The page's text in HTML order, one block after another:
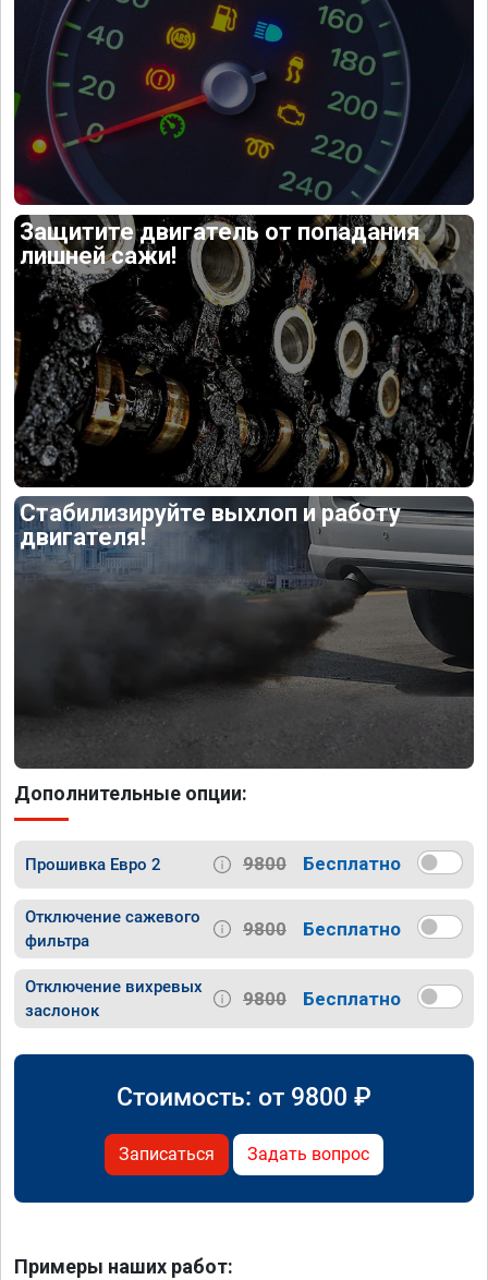
Защитите двигатель от попадания
лишней сажи!
Стабилизируйте выхлоп и работу
двигателя!
Дополнительные опции:
Прошивка Евро 2 9800 Бесплатно
Отключение сажевого
фильтра
9800 Бесплатно
Отключение вихревых
заслонок
9800 Бесплатно
Стоимость: от 9800 ₽
Записаться Задать вопрос
Примеры наших работ: